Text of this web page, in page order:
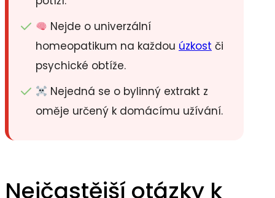
Nejde o univerzální
homeopatikum na každou úzkost či
psychické obtíže.
Nejedná se o bylinný extrakt z
oměje určený k domácímu užívání.
Nejčastější otázky k